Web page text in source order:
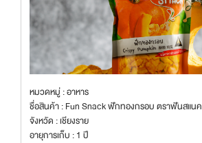
หมวดหมู่ : อาหาร
ชื่อสินค้า : Fun Snack ฟักทองกรอบ ตราฟันสแนค
จังหวัด : เชียงราย
อายุการเก็บ : 1 ปี